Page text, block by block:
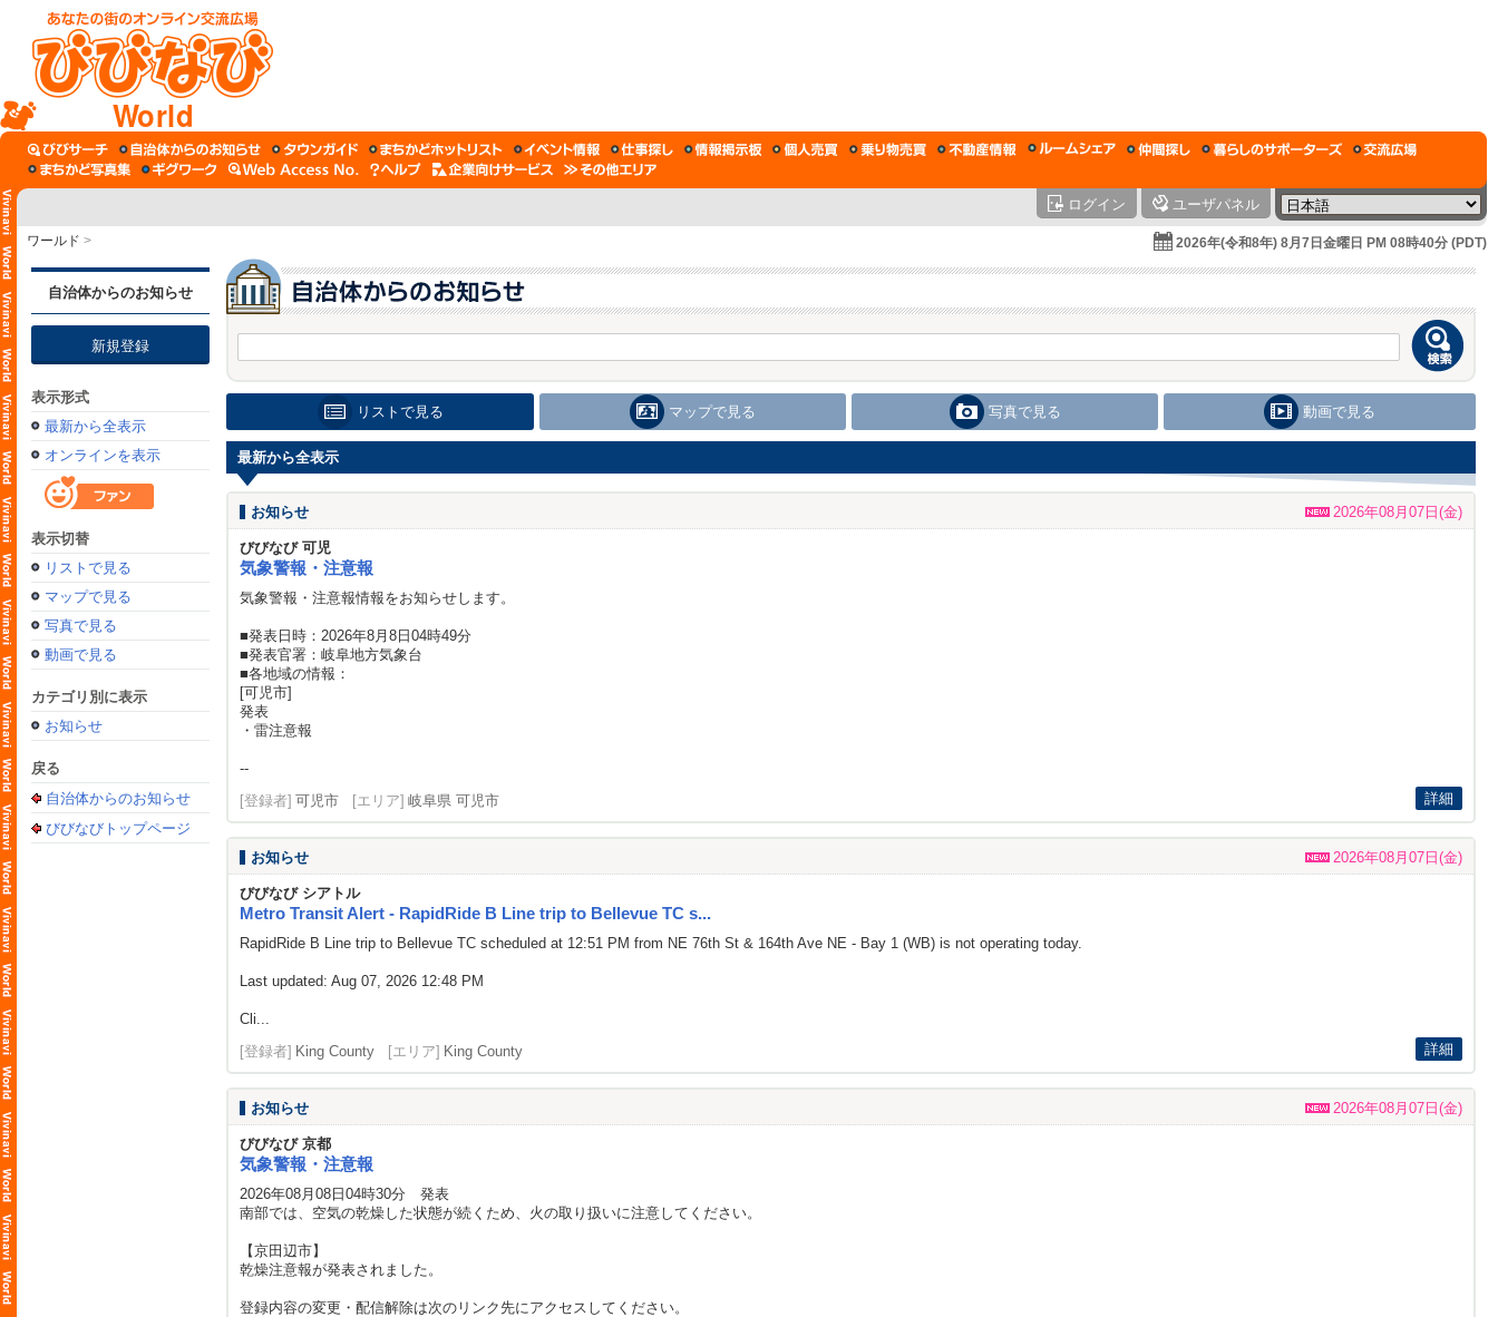
World
ログイン ユーザパネル
ワールド > 2026年(令和8年) 8月7日金曜日 PM 08時40分 (PDT)
自治体からのお知らせ
新規登録
表示形式
最新から全表示
オンラインを表示
表示切替
リストで見る
マップで見る
写真で見る
動画で見る
カテゴリ別に表示
お知らせ
戻る
自治体からのお知らせ
びびなびトップページ
リストで見る マップで見る 写真で見る 動画で見る
最新から全表示
お知らせ 2026年08月07日(金)
びびなび 可児
気象警報・注意報
気象警報・注意報情報をお知らせします。
■発表日時：2026年8月8日04時49分
■発表官署：岐阜地方気象台
■各地域の情報：
[可児市]
発表
・雷注意報
--
[登録者] 可児市 [エリア] 岐阜県 可児市 詳細
お知らせ 2026年08月07日(金)
びびなび シアトル
Metro Transit Alert - RapidRide B Line trip to Bellevue TC s...
RapidRide B Line trip to Bellevue TC scheduled at 12:51 PM from NE 76th St & 164th Ave NE - Bay 1 (WB) is not operating today.
Last updated: Aug 07, 2026 12:48 PM
Cli...
[登録者] King County [エリア] King County 詳細
お知らせ 2026年08月07日(金)
びびなび 京都
気象警報・注意報
2026年08月08日04時30分 発表
南部では、空気の乾燥した状態が続くため、火の取り扱いに注意してください。
【京田辺市】
乾燥注意報が発表されました。
登録内容の変更・配信解除は次のリンク先にアクセスしてください。